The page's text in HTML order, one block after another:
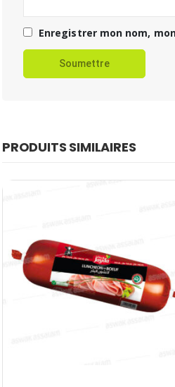
Enregistrer mon nom,
PRODUITS SIMILAIRES